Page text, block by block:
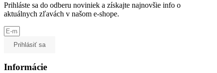
Prihláste sa do odberu noviniek a získajte najnovšie info o
aktuálnych zľavách v našom e-shope.
Prihlásiť sa
Informácie